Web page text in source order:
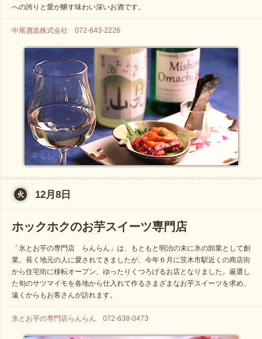
への誇りと愛が醸す味わい深いお酒です。
中尾酒造株式会社 072-643-2226
12月8日
ホックホクのお芋スイーツ専門店
「氷とお芋の専門店 らんらん」は、もともと明治の末に氷の卸業として創
業。長く地元の人に愛されてきましたが、今年６月に茨木市駅近くの商店街
から住宅街に移転オープン、ゆったりくつろげるお店となりました。厳選し
た旬のサツマイモを各地から仕入れて作るさまざまなお芋スイーツを求め、
遠くからもお客さんが訪れます。
氷とお芋の専門店らんらん 072-638-0473